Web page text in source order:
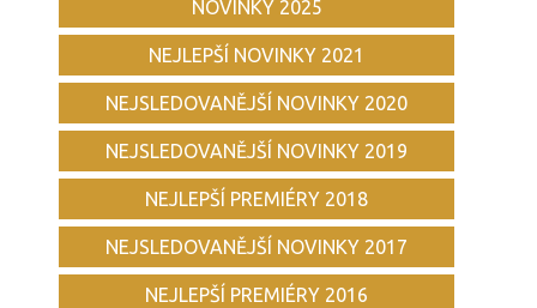
NOVINKY 2025
NEJLEPŠÍ NOVINKY 2021
NEJSLEDOVANĚJŠÍ NOVINKY 2020
NEJSLEDOVANĚJŠÍ NOVINKY 2019
NEJLEPŠÍ PREMIÉRY 2018
NEJSLEDOVANĚJŠÍ NOVINKY 2017
NEJLEPŠÍ PREMIÉRY 2016